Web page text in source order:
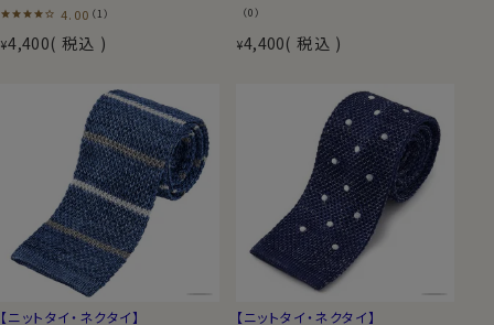
4.00 （1）
¥4,400 税込
（0）
¥4,400 税込
【ニットタイ・ネクタイ】
【ニットタイ・ネクタイ】